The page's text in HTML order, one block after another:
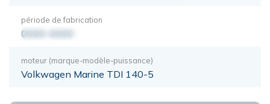
période de fabrication
0000-0000
moteur (marque-modèle-puissance)
Volkwagen Marine TDI 140-5